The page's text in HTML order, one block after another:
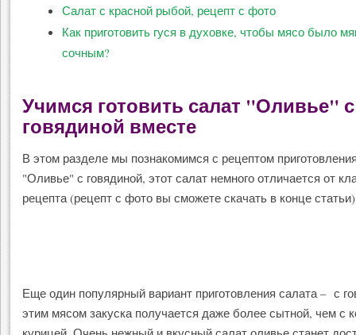
Салат с красной рыбой, рецепт с фото
Как приготовить гуся в духовке, чтобы мясо было
сочным?
Учимся готовить салат "Оливье" с
говядиной вместе
В этом разделе мы познакомимся с рецептом
"Оливье" с говядиной, этот салат немного отличается от
рецепта (рецепт с фото вы сможете скачать в конце
Еще один популярный вариант приготовления салата – с
этим мясом закуска получается даже более сытной, чем с